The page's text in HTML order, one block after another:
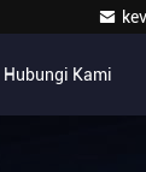
Hubungi Kami